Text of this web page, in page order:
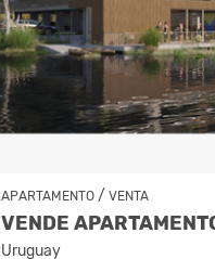
APARTAMENTO / VENTA
Uruguay